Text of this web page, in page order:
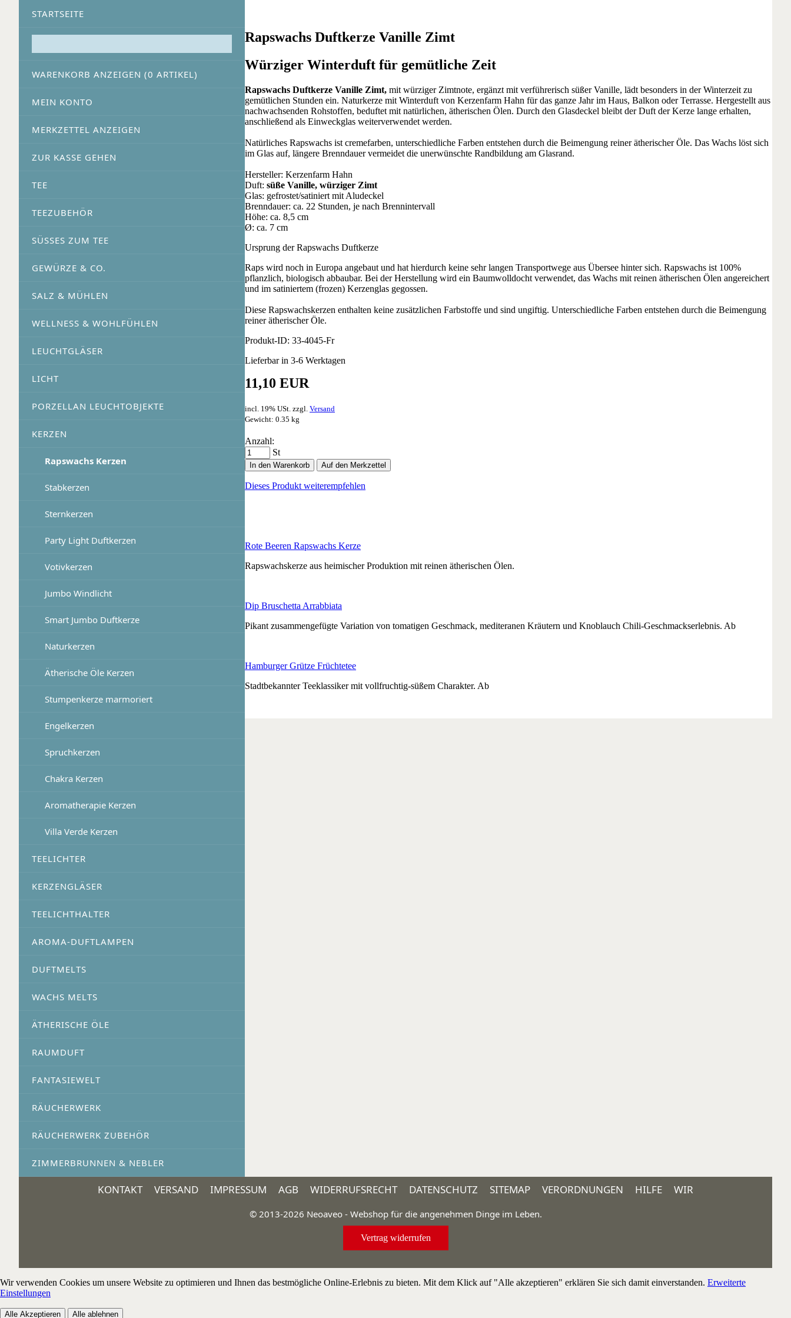
STARTSEITE
WARENKORB ANZEIGEN (0 ARTIKEL)
MEIN KONTO
MERKZETTEL ANZEIGEN
ZUR KASSE GEHEN
TEE
TEEZUBEHÖR
SÜSSES ZUM TEE
GEWÜRZE & CO.
SALZ & MÜHLEN
WELLNESS & WOHLFÜHLEN
LEUCHTGLÄSER
LICHT
PORZELLAN LEUCHTOBJEKTE
KERZEN
Rapswachs Kerzen
Stabkerzen
Sternkerzen
Party Light Duftkerzen
Votivkerzen
Jumbo Windlicht
Smart Jumbo Duftkerze
Naturkerzen
Ätherische Öle Kerzen
Stumpenkerze marmoriert
Engelkerzen
Spruchkerzen
Chakra Kerzen
Aromatherapie Kerzen
Villa Verde Kerzen
TEELICHTER
KERZENGLÄSER
TEELICHTHALTER
AROMA-DUFTLAMPEN
DUFTMELTS
WACHS MELTS
ÄTHERISCHE ÖLE
RAUMDUFT
FANTASIEWELT
RÄUCHERWERK
RÄUCHERWERK ZUBEHÖR
ZIMMERBRUNNEN & NEBLER
Rapswachs Duftkerze Vanille Zimt
Würziger Winterduft für gemütliche Zeit
Rapswachs Duftkerze Vanille Zimt, mit würziger Zimtnote, ergänzt mit verführerisch süßer Vanille, lädt besonders in der Winterzeit zu
gemütlichen Stunden ein. Naturkerze mit Winterduft von Kerzenfarm Hahn für das ganze Jahr im Haus, Balkon oder Terrasse. Hergestellt aus
nachwachsenden Rohstoffen, beduftet mit natürlichen, ätherischen Ölen. Durch den Glasdeckel bleibt der Duft der Kerze lange erhalten,
anschließend als Einweckglas weiterverwendet werden.
Natürliches Rapswachs ist cremefarben, unterschiedliche Farben entstehen durch die Beimengung reiner ätherischer Öle. Das Wachs löst sich
im Glas auf, längere Brenndauer vermeidet die unerwünschte Randbildung am Glasrand.
Hersteller: Kerzenfarm Hahn
Duft: süße Vanille, würziger Zimt
Glas: gefrostet/satiniert mit Aludeckel
Brenndauer: ca. 22 Stunden, je nach Brennintervall
Höhe: ca. 8,5 cm
Ø: ca. 7 cm
Ursprung der Rapswachs Duftkerze
Raps wird noch in Europa angebaut und hat hierdurch keine sehr langen Transportwege aus Übersee hinter sich. Rapswachs ist 100%
pflanzlich, biologisch abbaubar. Bei der Herstellung wird ein Baumwolldocht verwendet, das Wachs mit reinen ätherischen Ölen angereichert
und im satiniertem (frozen) Kerzenglas gegossen.
Diese Rapswachskerzen enthalten keine zusätzlichen Farbstoffe und sind ungiftig. Unterschiedliche Farben entstehen durch die Beimengung
reiner ätherischer Öle.
Produkt-ID: 33-4045-Fr
Lieferbar in 3-6 Werktagen
11,10 EUR
incl. 19% USt. zzgl. Versand
Gewicht: 0.35 kg
Anzahl:
St
In den Warenkorb Auf den Merkzettel
Dieses Produkt weiterempfehlen
Rote Beeren Rapswachs Kerze
Rapswachskerze aus heimischer Produktion mit reinen ätherischen Ölen.
Dip Bruschetta Arrabbiata
Pikant zusammengefügte Variation von tomatigen Geschmack, mediteranen Kräutern und Knoblauch Chili-Geschmackserlebnis. Ab
Hamburger Grütze Früchtetee
Stadtbekannter Teeklassiker mit vollfruchtig-süßem Charakter. Ab
KONTAKT VERSAND IMPRESSUM AGB WIDERRUFSRECHT DATENSCHUTZ SITEMAP VERORDNUNGEN HILFE WIR
© 2013-2026 Neoaveo - Webshop für die angenehmen Dinge im Leben.
Vertrag widerrufen
Wir verwenden Cookies um unsere Website zu optimieren und Ihnen das bestmögliche Online-Erlebnis zu bieten. Mit dem Klick auf "Alle akzeptieren" erklären Sie sich damit einverstanden. Erweiterte
Einstellungen
Alle Akzeptieren Alle ablehnen